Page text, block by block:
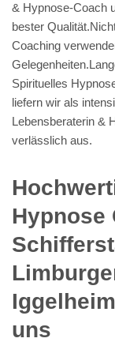
& Hypnose-Coach
bester
Coaching
Spirituelles
liefern wir als
Lebensberaterin &
verlässlich aus.
Hypnose
uns